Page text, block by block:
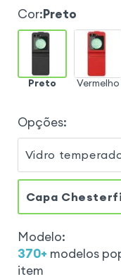
Cor:Preto
Preto Vermelho
Opções:
Vidro
Capa
Modelo:
370+ modelos
item